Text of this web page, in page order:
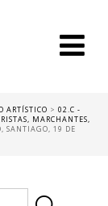
ARTÍSTICO > 02.C -
MARCHANTES,
SANTIAGO, 19 DE